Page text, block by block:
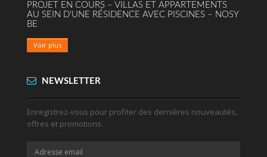
PROJET EN COURS – VILLAS ET APPARTEMENTS
AU SEIN D'UNE RÉSIDENCE AVEC PISCINES – NOSY
BE
Voir plus
NEWSLETTER
Enregistrez-vous pour profiter des dernières nouveautés,
offres et promotions.